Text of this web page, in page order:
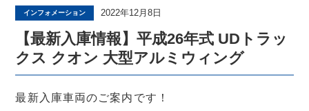
インフォメーション 2022年12月8日
【最新入庫情報】平成26年式 UDトラッ
クス クオン 大型アルミウィング
最新入庫車両のご案内です！